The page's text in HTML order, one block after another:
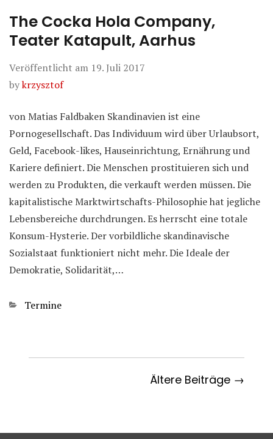
The Cocka Hola Company,
Teater Katapult, Aarhus
Veröffentlicht am 19. Juli 2017
bykrzysztof
von Matias Faldbaken Skandinavien ist eine
Pornogesellschaft. Das Individuum wird über Urlaubsort,
Geld, Facebook-likes, Hauseinrichtung, Ernährung und
Kariere definiert. Die Menschen prostituieren sich und
werden zu Produkten, die verkauft werden müssen. Die
kapitalistische Marktwirtschafts-Philosophie hat jegliche
Lebensbereiche durchdrungen. Es herrscht eine totale
Konsum-Hysterie. Der vorbildliche skandinavische
Sozialstaat funktioniert nicht mehr. Die Ideale der
Demokratie, Solidarität,…
Kategorien
Termine
Ältere Beiträge →